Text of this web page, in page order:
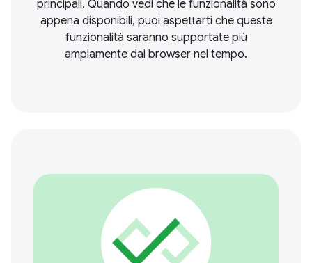
principali. Quando vedi che le funzionalità sono
appena disponibili, puoi aspettarti che queste
funzionalità saranno supportate più
ampiamente dai browser nel tempo.